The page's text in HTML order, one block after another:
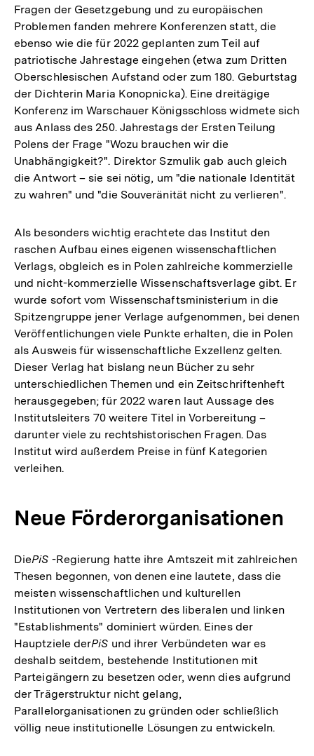
Fragen der Gesetzgebung und zu europäischen
Problemen fanden mehrere Konferenzen statt, die
ebenso wie die für 2022 geplanten zum Teil auf
patriotische Jahrestage eingehen (etwa zum Dritten
Oberschlesischen Aufstand oder zum 180. Geburtstag
der Dichterin Maria Konopnicka). Eine dreitägige
Konferenz im Warschauer Königsschloss widmete sich
aus Anlass des 250. Jahrestags der Ersten Teilung
Polens der Frage "Wozu brauchen wir die
Unabhängigkeit?". Direktor Szmulik gab auch gleich
die Antwort – sie sei nötig, um "die nationale Identität
zu wahren" und "die Souveränität nicht zu verlieren".
Als besonders wichtig erachtete das Institut den
raschen Aufbau eines eigenen wissenschaftlichen
Verlags, obgleich es in Polen zahlreiche kommerzielle
und nicht-kommerzielle Wissenschaftsverlage gibt. Er
wurde sofort vom Wissenschaftsministerium in die
Spitzengruppe jener Verlage aufgenommen, bei denen
Veröffentlichungen viele Punkte erhalten, die in Polen
als Ausweis für wissenschaftliche Exzellenz gelten.
Dieser Verlag hat bislang neun Bücher zu sehr
unterschiedlichen Themen und ein Zeitschriftenheft
herausgegeben; für 2022 waren laut Aussage des
Institutsleiters 70 weitere Titel in Vorbereitung –
darunter viele zu rechtshistorischen Fragen. Das
Institut wird außerdem Preise in fünf Kategorien
verleihen.
Neue Förderorganisationen
DiePiS -Regierung hatte ihre Amtszeit mit zahlreichen
Thesen begonnen, von denen eine lautete, dass die
meisten wissenschaftlichen und kulturellen
Institutionen von Vertretern des liberalen und linken
"Establishments" dominiert würden. Eines der
Hauptziele derPiS und ihrer Verbündeten war es
deshalb seitdem, bestehende Institutionen mit
Parteigängern zu besetzen oder, wenn dies aufgrund
der Trägerstruktur nicht gelang,
Parallelorganisationen zu gründen oder schließlich
völlig neue institutionelle Lösungen zu entwickeln.